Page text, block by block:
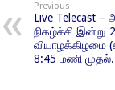
Previous
Live Telecast
நிகழ்ச்சி இன்று
வியாழக்கிழமை
8:45 மணி